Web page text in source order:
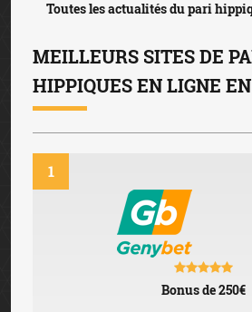
Toutes les actualités du pari
MEILLEURS SITES DE
HIPPIQUES EN LIGNE
1
Bonus de 250€